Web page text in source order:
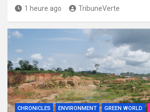
1 heure ago TribuneVerte
CHRONICLES ENVIRONMENT GREEN WORLD